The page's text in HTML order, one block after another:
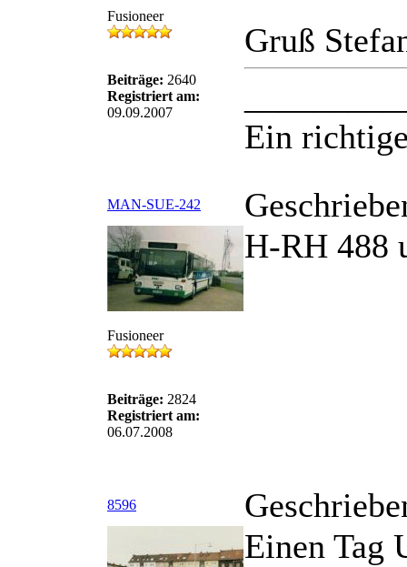
Fusioneer
Beiträge: 2640
Registriert am:
09.09.2007
Gruß
Ein
MAN-SUE-242
Fusioneer
Beiträge: 2824
Registriert am:
06.07.2008
H-RH 488
8596
Einen Tag